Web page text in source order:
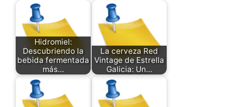
Hidromiel:
Descubriendo la
bebida fermentada
más…
La cerveza Red
Vintage de Estrella
Galicia: Un…